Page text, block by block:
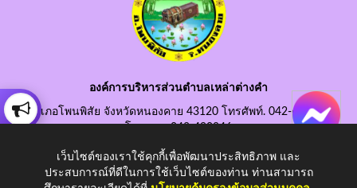
องค์การบริหารส่วนตำบลเหล่าต่างคำ
อำเภอโพนพิสัย จังหวัดหนองคาย 43120 โทรศัพท์. 042-490845
โทรสาร. 042-490846
อีเมลกลาง. saraban@laotangkham.go.th
เว็บไซต์ของเราใช้คุกกี้เพื่อพัฒนาประสิทธิภาพ และ
ประสบการณ์ที่ดีในการใช้เว็บไซต์ของท่าน ท่านสามารถ